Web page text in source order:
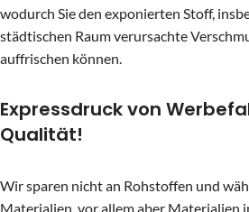
wodurch Sie den exponierten Stoff,
städtischen Raum verursachte
auffrischen können.
Expressdruck von
Qualität!
Wir sparen nicht an Rohstoffen und
Materialien, vor allem aber Materialien